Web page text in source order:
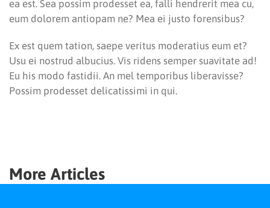
ea est. Sea possim prodesset ea, falli hendrerit mea cu,
eum dolorem antiopam ne? Mea ei justo forensibus?
Ex est quem tation, saepe veritus moderatius eum et?
Usu ei nostrud albucius. Vis ridens semper suavitate ad!
Eu his modo fastidii. An mel temporibus liberavisse?
Possim prodesset delicatissimi in qui.
More Articles